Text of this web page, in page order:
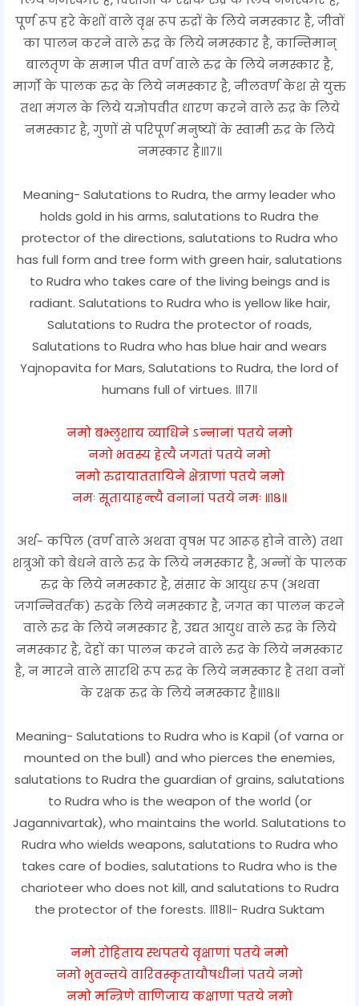
पूर्ण रूप हरे केशों वाले वृक्ष रूप रुद्रों के लिये नमस्कार है, जीवों
का पालन करने वाले रुद्र के लिये नमस्कार है, कान्तिमान्
बालतृण के समान पीत वर्ण वाले रुद्र के लिये नमस्कार है,
मार्गो के पालक रुद्र के लिये नमस्कार है, नीलवर्ण केश से युक्त
तथा मंगल के लिये यज्ञोपवीत धारण करने वाले रुद्र के लिये
नमस्कार है, गुणों से परिपूर्ण मनुष्यों के स्वामी रुद्र के लिये
नमस्कार है॥१७॥
Meaning- Salutations to Rudra, the army leader who
holds gold in his arms, salutations to Rudra the
protector of the directions, salutations to Rudra who
has full form and tree form with green hair, salutations
to Rudra who takes care of the living beings and is
radiant. Salutations to Rudra who is yellow like hair,
Salutations to Rudra the protector of roads,
Salutations to Rudra who has blue hair and wears
Yajnopavita for Mars, Salutations to Rudra, the lord of
humans full of virtues. ॥17॥
नमो बभ्लुशाय व्याधिने ऽन्नानां पतये नमो
नमो भवस्य हेत्यै जगतां पतये नमो
नमो रुद्रायाततायिने क्षेत्राणां पतये नमो
नमः सूतायाहन्त्यै वनानां पतये नमः ॥१८॥
अर्थ- कपिल (वर्ण वाले अथवा वृषभ पर आरूढ़ होने वाले) तथा
शत्रुओं को बेधने वाले रुद्र के लिये नमस्कार है, अन्नों के पालक
रुद्र के लिये नमस्कार है, संसार के आयुध रूप (अथवा
जगन्निवर्तक) रुद्रके लिये नमस्कार है, जगत का पालन करने
वाले रुद्र के लिये नमस्कार है, उद्यत आयुध वाले रुद्र के लिये
नमस्कार है, देहों का पालन करने वाले रुद्र के लिये नमस्कार
है, न मारने वाले सारथि रूप रुद्र के लिये नमस्कार है तथा वनों
के रक्षक रुद्र के लिये नमस्कार है॥१८॥
Meaning- Salutations to Rudra who is Kapil (of varna or
mounted on the bull) and who pierces the enemies,
salutations to Rudra the guardian of grains, salutations
to Rudra who is the weapon of the world (or
Jagannivartak), who maintains the world. Salutations to
Rudra who wields weapons, salutations to Rudra who
takes care of bodies, salutations to Rudra who is the
charioteer who does not kill, and salutations to Rudra
the protector of the forests. ॥18॥- Rudra Suktam
नमो रोहिताय स्थपतये वृक्षाणां पतये नमो
नमो भुवन्तये वारिवस्कृतायौषधीनां पतये नमो
नमो मन्त्रिणे वाणिजाय कक्षाणां पतये नमो